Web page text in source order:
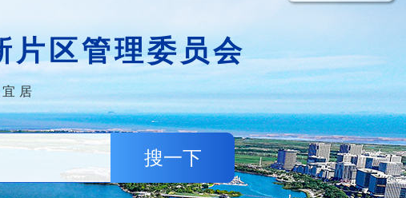
片区管理委员会
居